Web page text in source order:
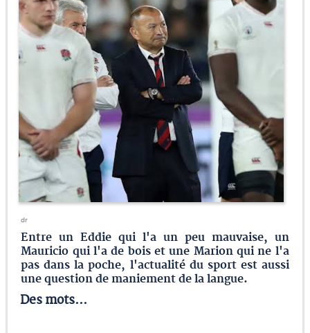
dr
Entre un Eddie qui l'a un peu mauvaise, un
Mauricio qui l'a de bois et une Marion qui ne l'a
pas dans la poche, l'actualité du sport est aussi
une question de maniement de la langue.
Des mots...